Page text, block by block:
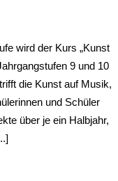
wird der Kurs „Kunst
9 und 10
die Kunst auf Musik,
und Schüler
über je ein Halbjahr,